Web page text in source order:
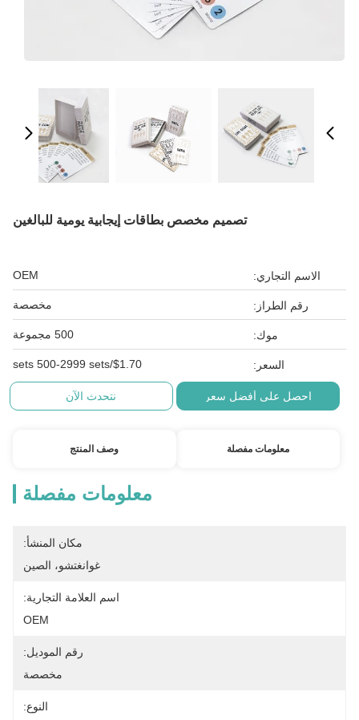
تصميم مخصص بطاقات إيجابية يومية للبالغين
الاسم التجاري: OEM
رقم الطراز: مخصصة
موك: 500 مجموعة
السعر: $1.70/sets 500-2999 sets
احصل على أفضل سعر نتحدث الآن
معلومات مفصلة وصف المنتج
معلومات مفصلة
مكان المنشأ:
غوانغتشو، الصين
اسم العلامة التجارية:
OEM
رقم الموديل:
مخصصة
النوع: